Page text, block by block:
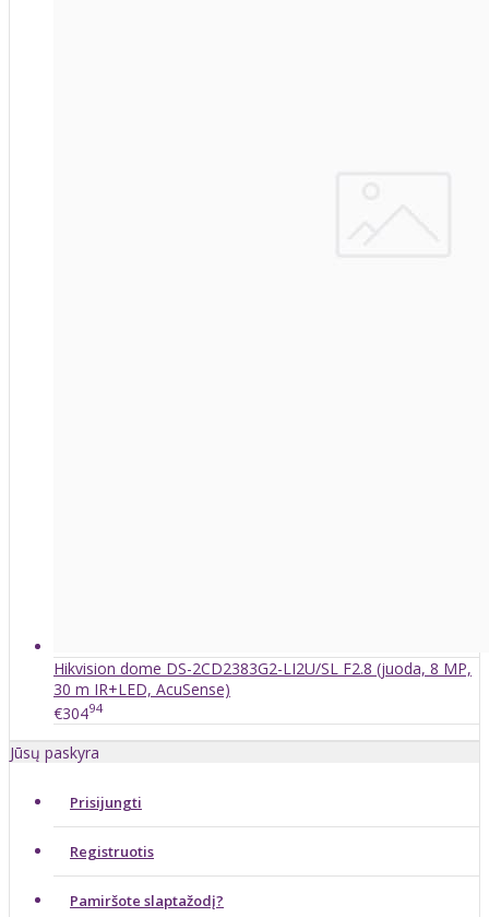
Hikvision dome DS-2CD2383G2-LI2U/SL F2.8 (juoda, 8 MP,
30 m IR+LED, AcuSense)
€30494
Jūsų paskyra
Prisijungti
Registruotis
Pamiršote slaptažodį?